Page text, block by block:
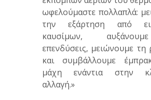
ωφελούμαστε πολλαπλά:
την εξάρτηση από
καυσίμων,
επενδύσεις, μειώνουμε τη
και συμβάλλουμε
μάχη ενάντια στην
αλλαγή.»